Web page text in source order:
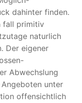
dahinter finden.
fall primitiv
naturlich
Der eigener
Abwechslung
unter
offensichtlich